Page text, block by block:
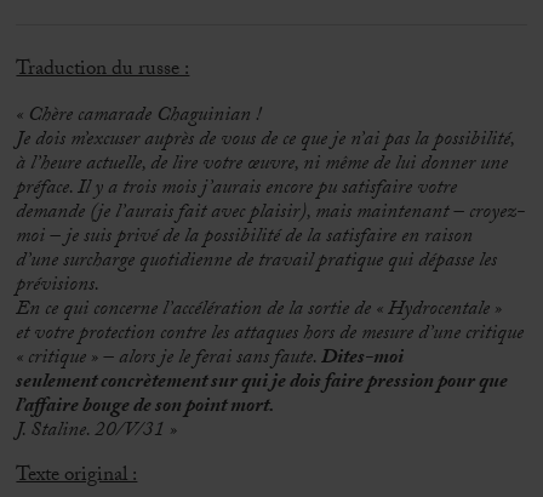
Traduction du russe :
« Chère camarade Chaguinian !
Je dois m’excuser auprès de vous de ce que je n’ai pas la possibilité,
à l’heure actuelle, de lire votre œuvre, ni même de lui donner une
préface. Il y a trois mois j’aurais encore pu satisfaire votre
demande (je l’aurais fait avec plaisir), mais maintenant – croyez-
moi – je suis privé de la possibilité de la satisfaire en raison
d’une surcharge quotidienne de travail pratique qui dépasse les
prévisions.
En ce qui concerne l’accélération de la sortie de « Hydrocentale »
et votre protection contre les attaques hors de mesure d’une critique
« critique » – alors je le ferai sans faute.Dites-moi
seulement concrètement sur qui je dois faire pression pour que
l’affaire bouge de son point mort.
J. Staline. 20/V/31 »
Texte original :